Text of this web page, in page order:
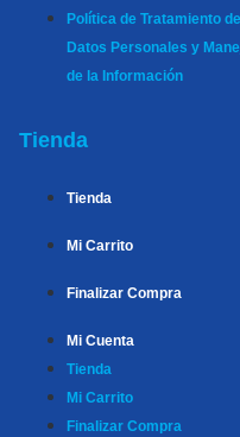
Política de Tratamiento de
Datos Personales y
de la Información
Tienda
Tienda
Mi Carrito
Finalizar Compra
Mi Cuenta
Tienda
Mi Carrito
Finalizar Compra